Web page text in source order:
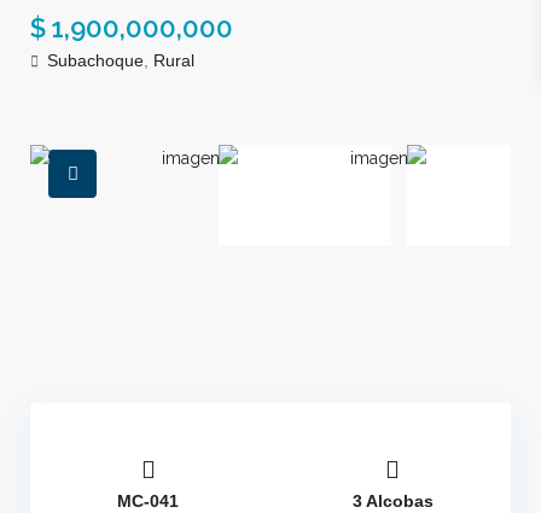
$ 1,900,000,000
Subachoque Rural
MC-041 3 Alcobas